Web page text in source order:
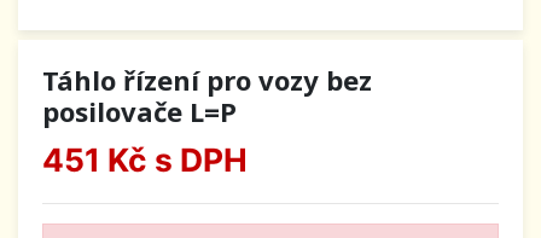
Táhlo řízení pro vozy bez
posilovače L=P
451 Kč s DPH